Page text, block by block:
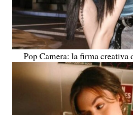
Pop Camera: la firma creativa